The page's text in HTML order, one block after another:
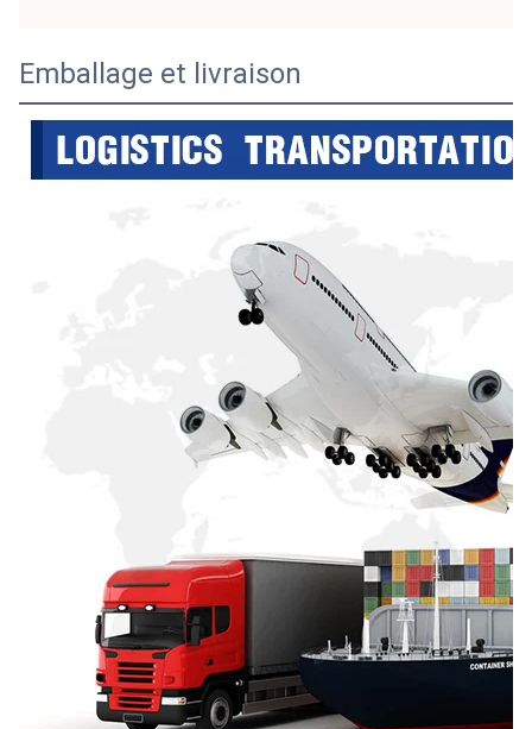
Emballage et livraison